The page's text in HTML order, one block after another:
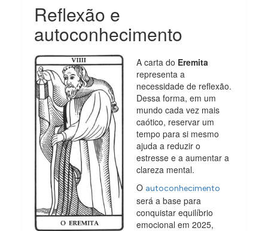
Reflexão e
autoconhecimento
A carta do Eremita
representa a
necessidade de reflexão.
Dessa forma, em um
mundo cada vez mais
caótico, reservar um
tempo para si mesmo
ajuda a reduzir o
estresse e a aumentar a
clareza mental.
O autoconhecimento
será a base para
conquistar equilíbrio
emocional em 2025,